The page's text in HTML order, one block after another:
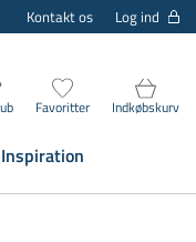
Kontakt os Log ind
Favoritter Indkøbskurv
Inspiration